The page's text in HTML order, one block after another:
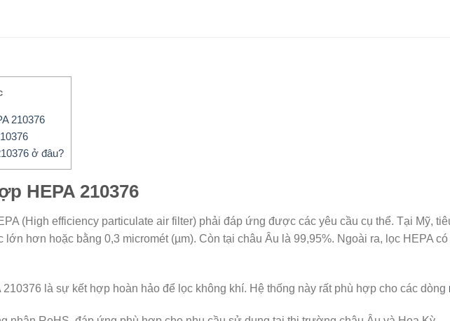
210376
ở đâu?
HEPA 210376
(High efficiency particulate air filter) phải đáp ứng được các yêu cầu cụ thể. Tại Mỹ,
lớn hơn hoặc bằng 0,3 micromét (µm). Còn tại châu Âu là 99,95%. Ngoài ra, lọc HEPA
210376 là sự kết hợp hoàn hảo để lọc không khí. Hệ thống này rất phù hợp cho các dòng